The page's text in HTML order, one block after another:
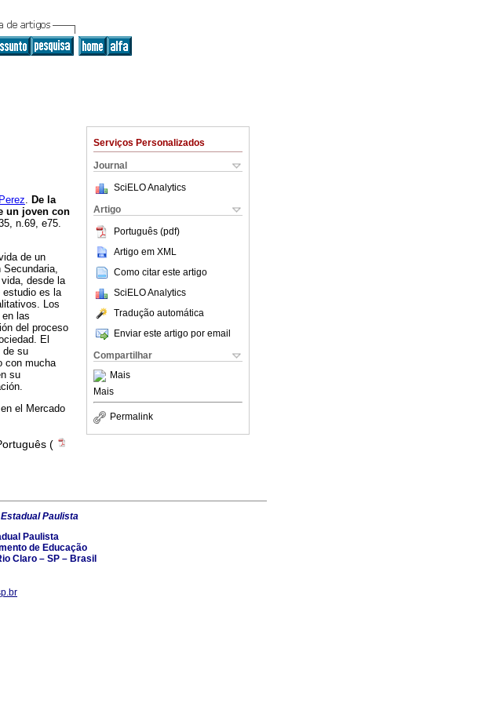
Serviços Personalizados
Journal
SciELO Analytics
Artigo
Português (pdf)
Artigo em XML
Como citar este artigo
SciELO Analytics
Tradução automática
Enviar este artigo por email
Compartilhar
Mais
Mais
Permalink
. De la
un joven con
n.69, e75.
de un
desde la
estudio es la
Los
las
del proceso
El
de su
con mucha
su
el Mercado
(
Paulista
Paulista
de Educação
Claro – SP – Brasil